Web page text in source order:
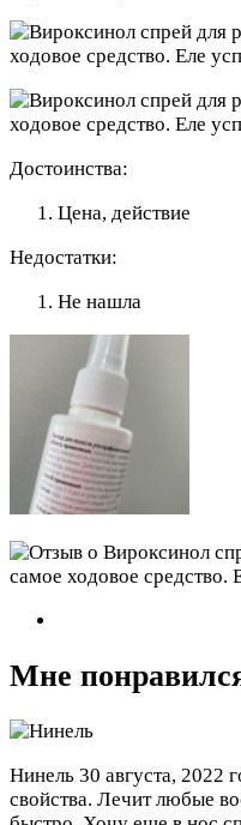
Достоинства:
Цена, действие
Недостатки:
Не нашла
Мне
Нинель 30 августа, 2022
свойства. Лечит любые